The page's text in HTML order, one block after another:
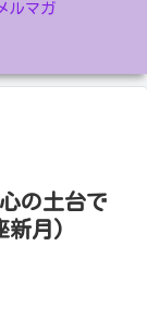
ルマガ
の土台で
新月)